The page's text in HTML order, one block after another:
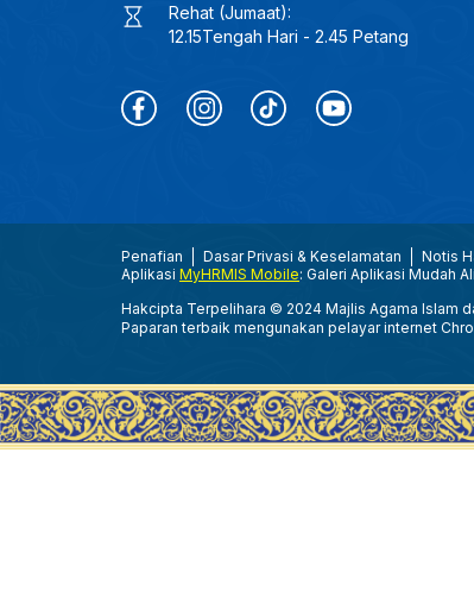
Rehat (Jumaat):
12.15Tengah Hari - 2.45 Petang
Penafian Dasar Privasi & Keselamatan
Notis
Aplikasi MyHRMIS Mobile: Galeri Aplikasi Mudah
Hakcipta Terpelihara © 2024 Majlis Agama Islam
Paparan terbaik mengunakan pelayar internet